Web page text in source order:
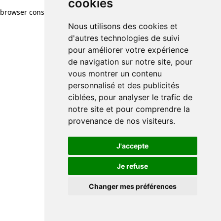
cookies
Nous utilisons des cookies et
d'autres technologies de suivi
pour améliorer votre expérience
de navigation sur notre site, pour
vous montrer un contenu
personnalisé et des publicités
ciblées, pour analyser le trafic de
notre site et pour comprendre la
provenance de nos visiteurs.
J'accepte
Je refuse
Changer mes préférences
browser console for more information)